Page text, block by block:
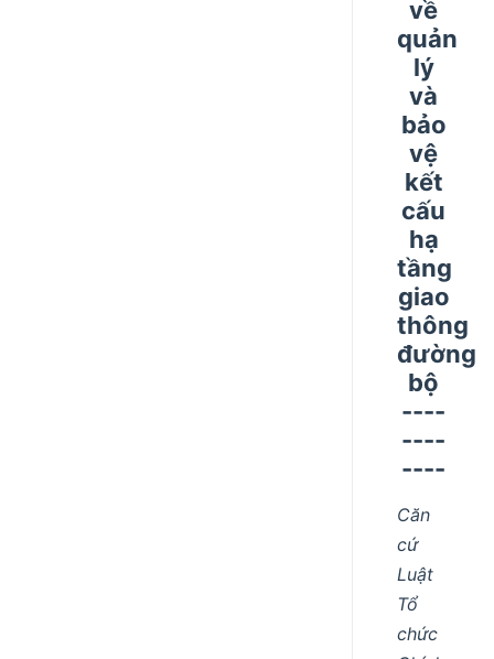
về
quản
lý
và
bảo
vệ
kết
cấu
hạ
tầng
giao
thông
đường
bộ
----
----
----
Căn
cứ
Luật
Tổ
chức